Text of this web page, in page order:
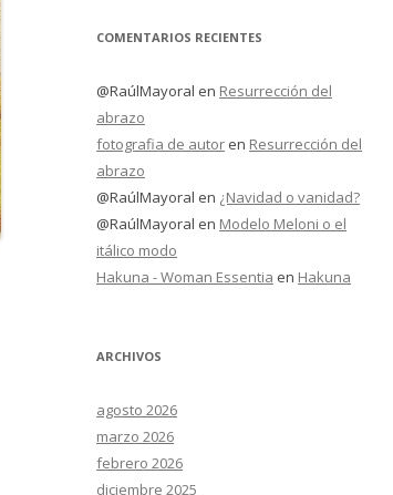
COMENTARIOS RECIENTES
@RaúlMayoral en Resurrección del
abrazo
fotografia de autor en Resurrección del
abrazo
@RaúlMayoral en ¿Navidad o vanidad?
@RaúlMayoral en Modelo Meloni o el
itálico modo
Hakuna - Woman Essentia en Hakuna
ARCHIVOS
agosto 2026
marzo 2026
febrero 2026
diciembre 2025